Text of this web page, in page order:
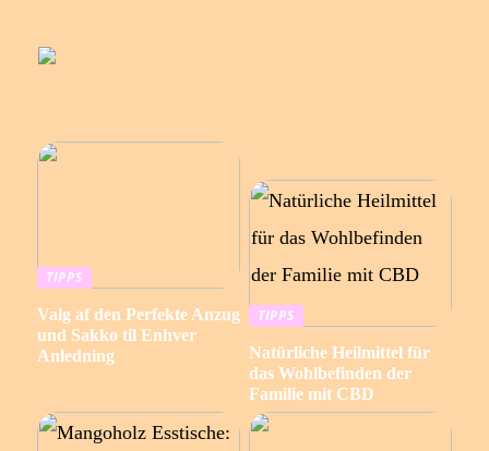
TIPPS
Valg af den Perfekte Anzug
und Sakko til Enhver
Anledning
TIPPS
Natürliche Heilmittel für
das Wohlbefinden der
Familie mit CBD